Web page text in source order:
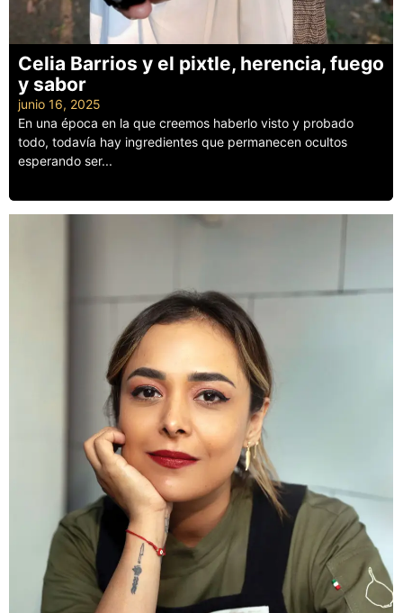
Celia Barrios y el pixtle, herencia, fuego
y sabor
junio 16, 2025
En una época en la que creemos haberlo visto y probado
todo, todavía hay ingredientes que permanecen ocultos
esperando ser...